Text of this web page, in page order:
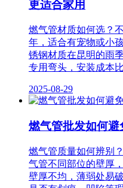
更适合家用
燃气管材质如何选？
年，适合有宠物或小
锈钢材质在昆明的雨
专用弯头，安装成本比
2025-08-29
燃气管批发如何
燃气管质量如何辨别
气管不同部位的壁厚
壁厚不均，薄弱处易